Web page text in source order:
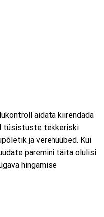
aidata kiirendada
tüsistuste tekkeriski
ja verehüübed. Kui
paremini täita olulisi
hingamise